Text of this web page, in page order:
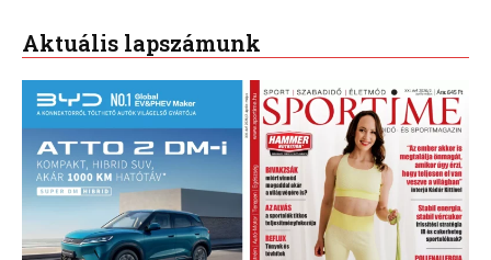
Aktuális lapszámunk